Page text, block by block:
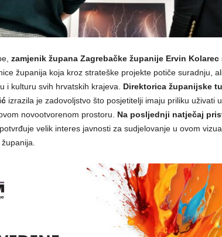
zamjenik župana Zagrebačke županije Ervin Kolarec
županija koja kroz strateške projekte potiče suradnju,
i kulturu svih hrvatskih krajeva. Direktorica županijske
izrazila je zadovoljstvo što posjetitelji imaju priliku uživati
novootvorenom prostoru.
Na posljednji natječaj
velik interes javnosti za sudjelovanje u ovom